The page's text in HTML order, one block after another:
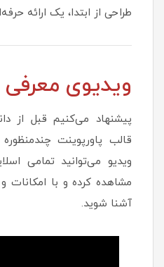
طراحی از ابتدا، یک ارائه
ویدیوی
پیشنهاد می‌کنیم قبل از
قالب پاورپوینت
ویدیو می‌توانید تمامی
مشاهده کرده و با امکانات
آشنا شوید.